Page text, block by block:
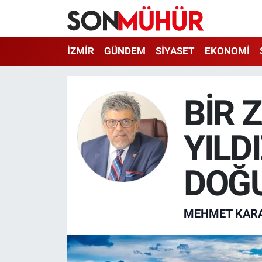
İZMİR GÜNDEM SİYASET EKONOMİ
BİR
MEHMET
İzmir Nöbetçi Eczaneler
İzmir Namaz Vakitleri
İzmir Trafik Yoğunluk Haritası
Süper Lig Puan Durumu ve Fikstür
Haber Arşivi